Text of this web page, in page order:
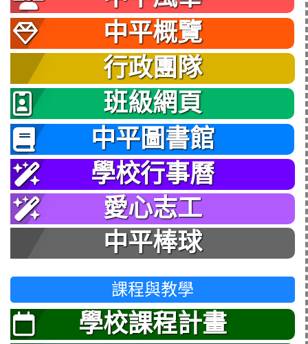
中平概覽
行政團隊
班級網頁
中平圖書館
學校行事曆
愛心志工
中平棒球
課程與教學
學校課程計畫